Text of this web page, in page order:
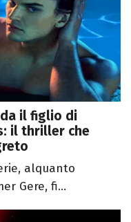
il figlio di
il thriller che
alquanto
Gere, fi...